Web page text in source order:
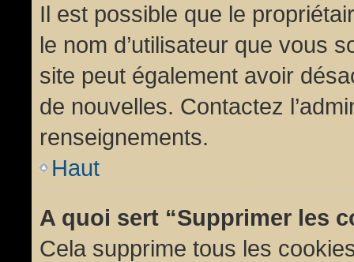
Il est possible que le
le nom d’utilisateur que vous
site peut également avoir
de nouvelles. Contactez
renseignements.
Haut
A quoi sert “Supprimer les
Cela supprime tous les